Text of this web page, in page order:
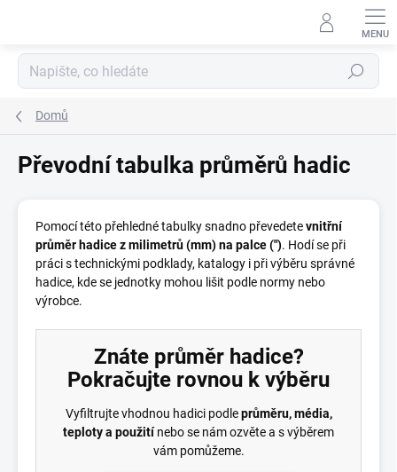
Hledat
Domů
Převodní tabulka průměrů hadic
Pomocí této přehledné tabulky snadno převedetevnitřní
průměr hadice z milimetrů (mm) na palce ("). Hodí se při
práci s technickými podklady, katalogy i při výběru správné
hadice, kde se jednotky mohou lišit podle normy nebo
výrobce.
Znáte průměr hadice?
Pokračujte rovnou k výběru
Vyfiltrujte vhodnou hadici podleprůměru, média,
teploty a použitínebo se nám ozvěte a s výběrem
vám pomůžeme.